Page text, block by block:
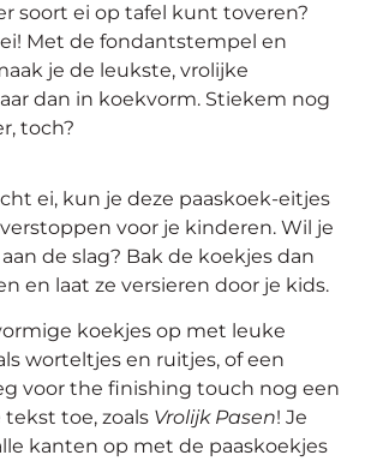
soort ei op tafel kunt toveren?
Met de fondantstempel en
je de leukste, vrolijke
dan in koekvorm. Stiekem nog
toch?
ei, kun je deze paaskoek-eitjes
voor je kinderen. Wil je
de slag? Bak de koekjes dan
en laat ze versieren door je kids.
koekjes op met leuke
worteltjes en ruitjes, of een
voor the finishing touch nog een
toe, zoals Vrolijk Pasen! Je
kanten op met de paaskoekjes